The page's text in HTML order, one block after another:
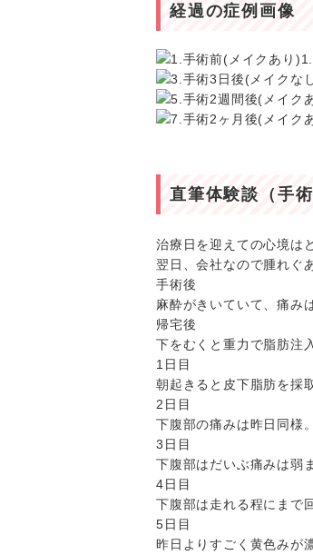
経過の症例画像
直筆体験談（手
治療日を迎えての心境は
翌日、会社なので腫れぐ
手術後
麻酔がきいていて、痛み
帰宅後
下をむくと重力で脂肪注
1日目
朝起きると皮下脂肪を採
2日目
下腹部の痛みは昨日同様
3日目
下腹部はだいぶ痛みは弱
4日目
下腹部は走れる程にまで
5日目
昨日よりすごく黄色みが